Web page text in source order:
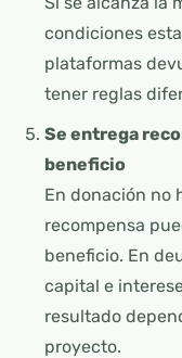
condiciones
plataformas
tener reglas
Se entrega
beneficio
En donación no
recompensa
beneficio. En
capital e
resultado
proyecto.